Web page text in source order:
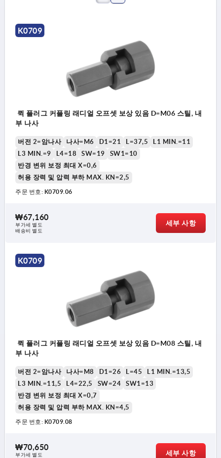
K0709
퀵 플러그 커플링 래디얼 오프셋 보상 있음 D=M06 스틸, 내
부 나사
버전 2=암나사 나사=M6 D1=21 L=37,5
L1 MIN.=11
L3 MIN.=9
L4=18 SW=19
SW1=10
반경 변위 보정 최대 X=0,6
허용 장력 및 압력 부하 MAX. KN=2,5
주문 번호: K0709.06
₩67,160
부가세 별도
배송비 별도
세부 사항
K0709
퀵 플러그 커플링 래디얼 오프셋 보상 있음 D=M08 스틸, 내
부 나사
버전 2=암나사 나사=M8 D1=26 L=45
L1 MIN.=13,5
L3 MIN.=11,5
L4=22,5 SW=24
SW1=13
반경 변위 보정 최대 X=0,7
허용 장력 및 압력 부하 MAX. KN=4,5
주문 번호: K0709.08
₩70,650
부가세 별도 세부 사항